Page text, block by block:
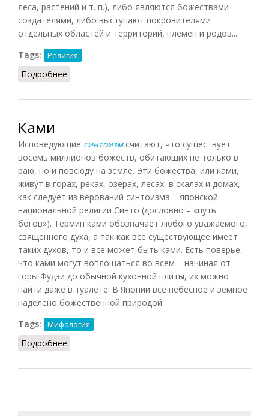
леса, растений и т. п.), либо являются божествами-
создателями, либо выступают покровителями
отдельных областей и территорий, племен и родов...
Tags:
Религия
Подробнее
Ками
Исповедующие синтоизмсчитают, что существует
восемь миллионов божеств, обитающих не только в
раю, но и повсюду на земле. Эти божества, или ками,
живут в горах, реках, озерах, лесах, в скалах и домах,
как следует из верований синтоизма – японской
национальной религии Синто (дословно – «путь
богов»). Термин ками обозначает любого уважаемого,
священного духа, а так как все существующее имеет
таких духов, то и все может быть ками. Есть поверье,
что ками могут воплощаться во всем – начиная от
горы Фудзи до обычной кухонной плиты, их можно
найти даже в туалете. В Японии все небесное и земное
наделено божественной природой.
Tags:
Мифология
Подробнее